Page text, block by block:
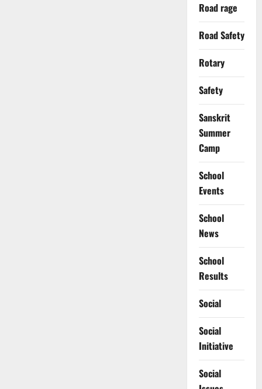
Road rage
Road Safety
Rotary
Safety
Sanskrit
Summer
Camp
School
Events
School
News
School
Results
Social
Social
Initiative
Social